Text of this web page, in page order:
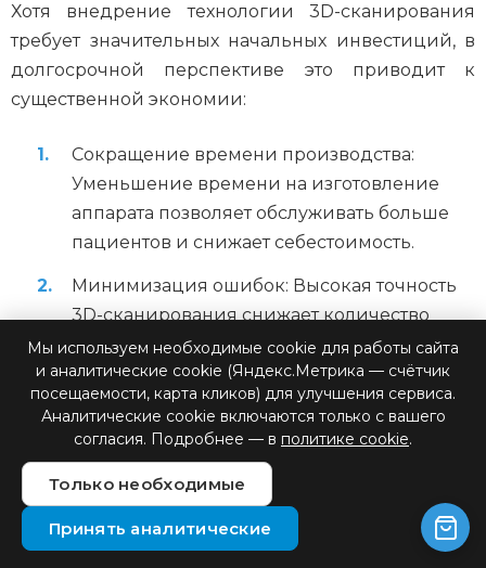
Хотя внедрение технологии 3D-сканирования
требует значительных начальных инвестиций, в
долгосрочной перспективе это приводит к
существенной экономии:
Сокращение времени производства:
Уменьшение времени на изготовление
аппарата позволяет обслуживать больше
пациентов и снижает себестоимость.
Минимизация ошибок: Высокая точность
3D-сканирования снижает количество
корректировок и переделок, экономя
материалы и время специалистов.
Оптимизация использования материалов:
Компьютерное моделирование позволяет
максимально эффективно использовать
материалы, минимизируя отходы.
Удаленное проектирование: Возможность
Мы используем необходимые cookie для работы сайта
и аналитические cookie (Яндекс.Метрика — счётчик
посещаемости, карта кликов) для улучшения сервиса.
Аналитические cookie включаются только с вашего
согласия. Подробнее — в политике cookie.
Только необходимые
Принять аналитические